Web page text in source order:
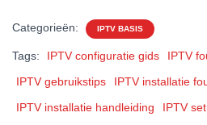
Categorieën: IPTV BASIS
Tags: IPTV configuratie gids
IPTV
IPTV gebruikstips
IPTV installatie
IPTV installatie handleiding
IPTV